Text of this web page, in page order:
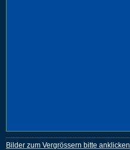
Bilder zum Vergrössern bitte anklicken